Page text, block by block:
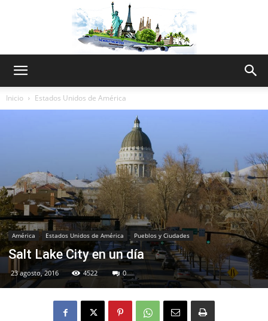
World
Thru
My
Inicio Estados Unidos de América
América Estados Unidos de América Pueblos y Ciudades
Salt Lake City en un día
23 agosto, 2016 4522 0